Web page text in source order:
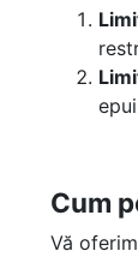
Cum
Vă